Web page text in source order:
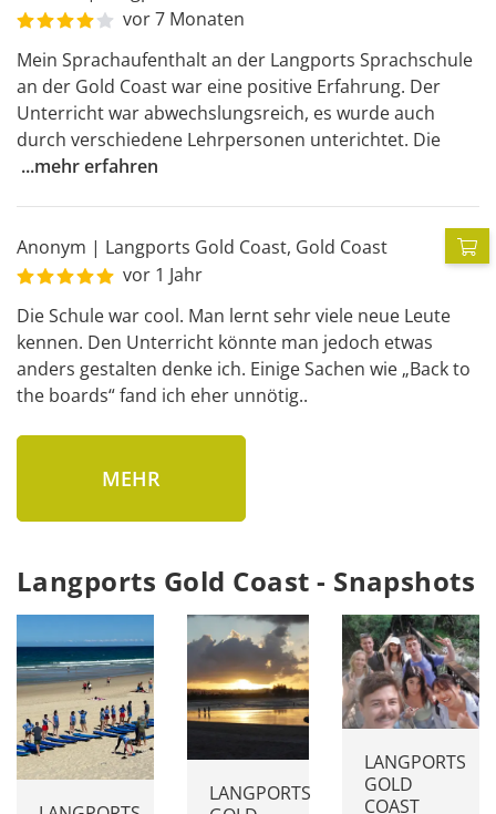
vor 7 Monaten
Mein Sprachaufenthalt an der Langports Sprachschule
an der Gold Coast war eine positive Erfahrung. Der
Unterricht war abwechslungsreich, es wurde auch
durch verschiedene Lehrpersonen unterichtet. Die
...mehr erfahren
Anonym | Langports Gold Coast, Gold Coast
vor 1 Jahr
Die Schule war cool. Man lernt sehr viele neue Leute
kennen. Den Unterricht könnte man jedoch etwas
anders gestalten denke ich. Einige Sachen wie „Back to
the boards“ fand ich eher unnötig..
MEHR
Langports Gold Coast - Snapshots
LANGPORTS
LANGPORTS
GOLD
COAST